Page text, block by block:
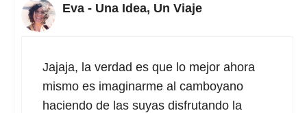
Eva - Una Idea, Un Viaje
Jajaja, la verdad es que lo mejor ahora
mismo es imaginarme al camboyano
haciendo de las suyas disfrutando la